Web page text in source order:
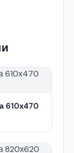
610х470